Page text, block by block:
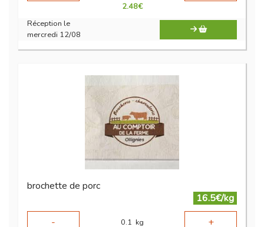
2.48€
Réception le
mercredi 12/08
brochette de porc
16.5€/kg
-
0.1 kg +